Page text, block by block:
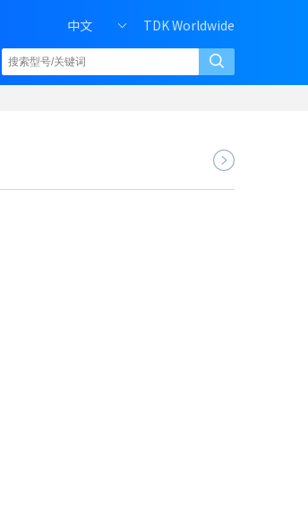
中文 TDK Worldwide